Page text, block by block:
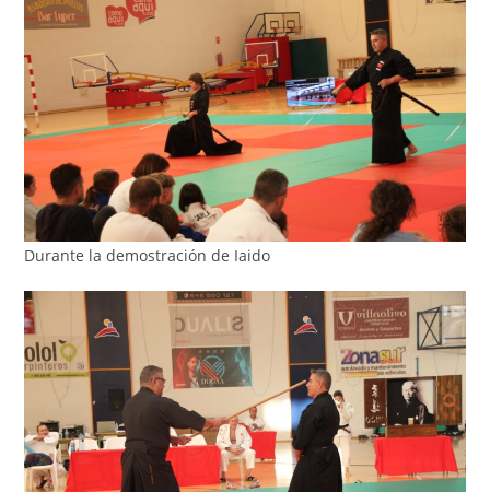
Durante la demostración de Iaido